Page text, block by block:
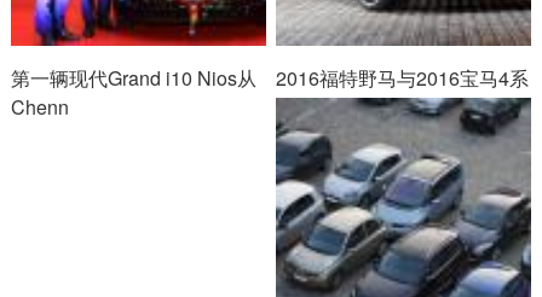
第一辆现代Grand i10 Nios从
Chenn
2016福特野马与2016宝马4系